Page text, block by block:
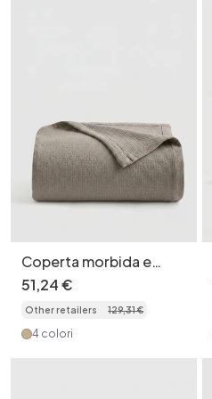
Coperta morbida e
traspirante in misto
cotone e lino, lavabile in
lavatrice.
51,24€
Other retailers 129,31€
4 colori